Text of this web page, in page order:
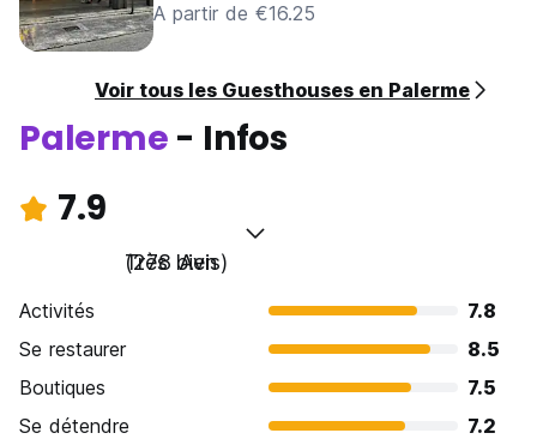
A partir de €16.25
Voir tous les Guesthouses en Palerme
Palerme - Infos
7.9
Très bien
(278 Avis)
Activités
7.8
Se restaurer
8.5
Boutiques
7.5
Se détendre
7.2